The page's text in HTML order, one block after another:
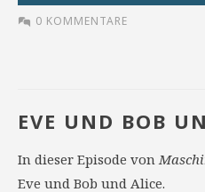
0 KOMMENTARE
EVE UND BOB
In dieser Episode von
Eve und Bob und Alice.